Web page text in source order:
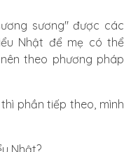
sương" được các
Nhật để mẹ có thể
theo phương pháp
phần tiếp theo, mình
Nhật?